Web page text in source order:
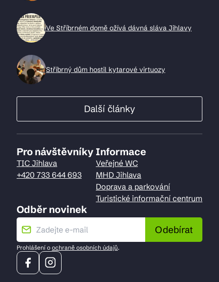
Ve Stříbrném domě ožívá dávná sláva Jihlavy
Stříbrný dům hostil kytarové virtuozy
Další články
Pro návštěvníky
TIC Jihlava
+420 733 644 693
Informace
Veřejné WC
MHD Jihlava
Doprava a parkování
Turistické informační centrum
Odběr novinek
Odebírat
Prohlášení o ochraně osobních údajů.